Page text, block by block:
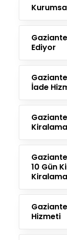
Ediyor
İade
10 Gün
Kiralama
Hizmeti